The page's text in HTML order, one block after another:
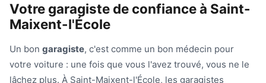
Votre garagiste de confiance à Saint-
Maixent-l'École
Un bon garagiste, c'est comme un bon médecin pour
votre voiture : une fois que vous l'avez trouvé, vous ne le
lâchez plus. À Saint-Maixent-l'École, les garagistes